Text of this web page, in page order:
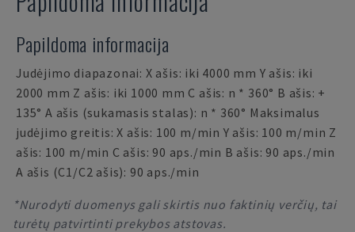
Papildoma informacija
Judėjimo diapazonai: X ašis: iki 4000 mm Y ašis: iki
2000 mm Z ašis: iki 1000 mm C ašis: n * 360° B ašis: +
135° A ašis (sukamasis stalas): n * 360° Maksimalus
judėjimo greitis: X ašis: 100 m/min Y ašis: 100 m/min Z
ašis: 100 m/min C ašis: 90 aps./min B ašis: 90 aps./min
A ašis (C1/C2 ašis): 90 aps./min
*Nurodyti duomenys gali skirtis nuo faktinių verčių, tai
turėtų patvirtinti prekybos atstovas.